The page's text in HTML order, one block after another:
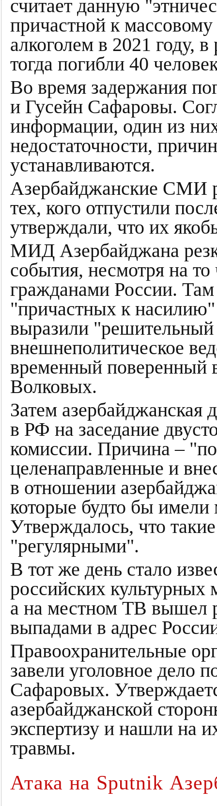
считает данную
причастной к
алкоголем в 2021 году, в
тогда погибли 40
Во время задержания
и Гусейн Сафаровы.
информации, один из
недостаточности,
устанавливаются.
Азербайджанские СМИ
тех, кого отпустили
утверждали, что их
МИД Азербайджана
события, несмотря на
гражданами России. Там
"причастных к
выразили
внешнеполитическое
временный поверенный
Волковых.
Затем азербайджанская
в РФ на заседание
комиссии. Причина –
целенаправленные и
в отношении
которые будто бы имели
Утверждалось, что
"регулярными".
В тот же день стало
российских
а на местном ТВ вышел
выпадами в адрес
Правоохранительные
завели уголовное дело
Сафаровых.
азербайджанской
экспертизу и нашли на
травмы.
Атака на Sputnik